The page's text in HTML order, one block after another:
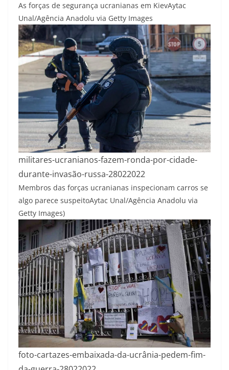
As forças de segurança ucranianas em KievAytac
Unal/Agência Anadolu via Getty Images
militares-ucranianos-fazem-ronda-por-cidade-
durante-invasão-russa-28022022
Membros das forças ucranianas inspecionam carros se
algo parece suspeitoAytac Unal/Agência Anadolu via
Getty Images)
foto-cartazes-embaixada-da-ucrânia-pedem-fim-